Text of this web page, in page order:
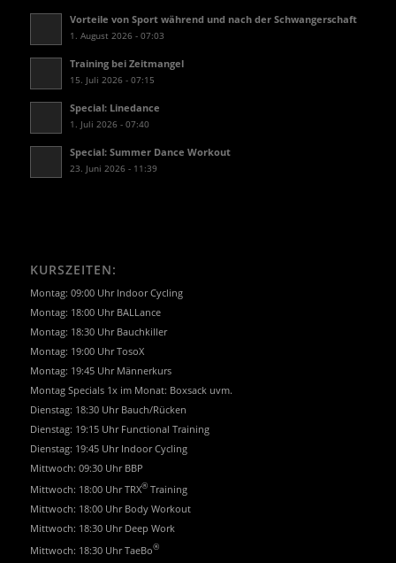
Vorteile von Sport während und nach der Schwangerschaft
1. August 2026 - 07:03
Training bei Zeitmangel
15. Juli 2026 - 07:15
Special: Linedance
1. Juli 2026 - 07:40
Special: Summer Dance Workout
23. Juni 2026 - 11:39
KURSZEITEN:
Montag: 09:00 Uhr Indoor Cycling
Montag: 18:00 Uhr BALLance
Montag: 18:30 Uhr Bauchkiller
Montag: 19:00 Uhr TosoX
Montag: 19:45 Uhr Männerkurs
Montag Specials 1x im Monat: Boxsack uvm.
Dienstag: 18:30 Uhr Bauch/Rücken
Dienstag: 19:15 Uhr Functional Training
Dienstag: 19:45 Uhr Indoor Cycling
Mittwoch: 09:30 Uhr BBP
Mittwoch: 18:00 Uhr TRX®Training
Mittwoch: 18:00 Uhr Body Workout
Mittwoch: 18:30 Uhr Deep Work
Mittwoch: 18:30 Uhr TaeBo®